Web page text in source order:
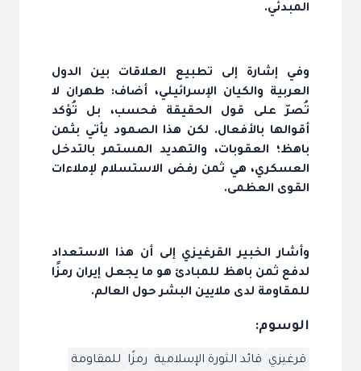
المبدئي.
وفي إشارة إلى تطبيع العلاقات بين الدول
العربية والكيان الإسرائيلي، أضاف: طهران لا
تُصرّ على قول الحقيقة فحسب، بل تُؤكد
أقوالها بالأفعال. لكن هذا الصمود يأتي بثمن
باهظ؛ العقوبات، والتهديد المستمر بالتدخل
العسكري، هي ثمن رفض الاستسلام لإملاءات
القوى العظمى.
وأشار الخبير القرغيزي إلى أن هذا الاستعداد
لدفع ثمن باهظ للمبادئ هو ما يجعل إيران رمزًا
للمقاومة لدى ملايين البشر حول العالم.
الوسوم:
قرغيزي قائد الثورة الإسلامية رمزًا للمقاومة